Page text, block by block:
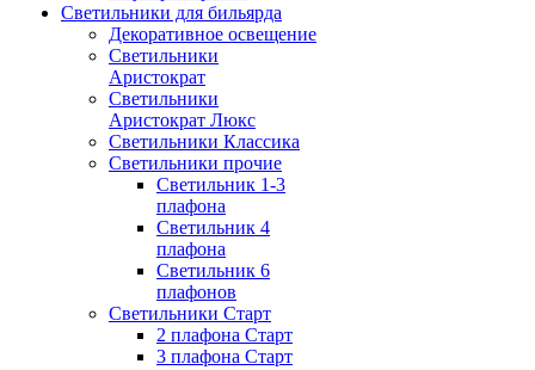
Светильники для бильярда
Декоративное освещение
Светильники
Аристократ
Светильники
Аристократ Люкс
Светильники Классика
Светильники прочие
Светильник 1-3
плафона
Светильник 4
плафона
Светильник 6
плафонов
Светильники Старт
2 плафона Старт
3 плафона Старт